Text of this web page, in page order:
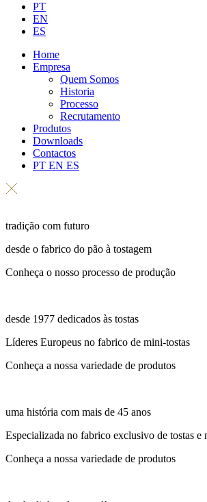
PT
EN
ES
Home
Empresa
Quem Somos
Historia
Processo
Recrutamento
Produtos
Downloads
Contactos
PT EN ES
tradição com futuro
desde o fabrico do pão à tostagem
Conheça o nosso processo de produção
desde 1977 dedicados às tostas
Líderes Europeus no fabrico de mini-tostas
Conheça a nossa variedade de produtos
uma história com mais de 45 anos
Especializada no fabrico exclusivo de tostas e
Conheça a nossa variedade de produtos